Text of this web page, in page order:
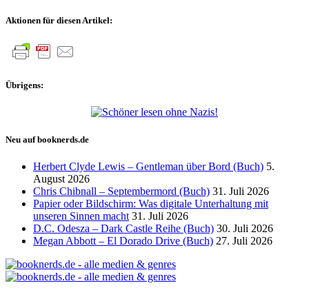
Aktionen für diesen Artikel:
Übrigens:
Neu auf booknerds.de
Herbert Clyde Lewis – Gentleman über Bord (Buch) 5.
August 2026
Chris Chibnall – Septembermord (Buch) 31. Juli 2026
Papier oder Bildschirm: Was digitale Unterhaltung mit
unseren Sinnen macht 31. Juli 2026
D.C. Odesza – Dark Castle Reihe (Buch) 30. Juli 2026
Megan Abbott – El Dorado Drive (Buch) 27. Juli 2026